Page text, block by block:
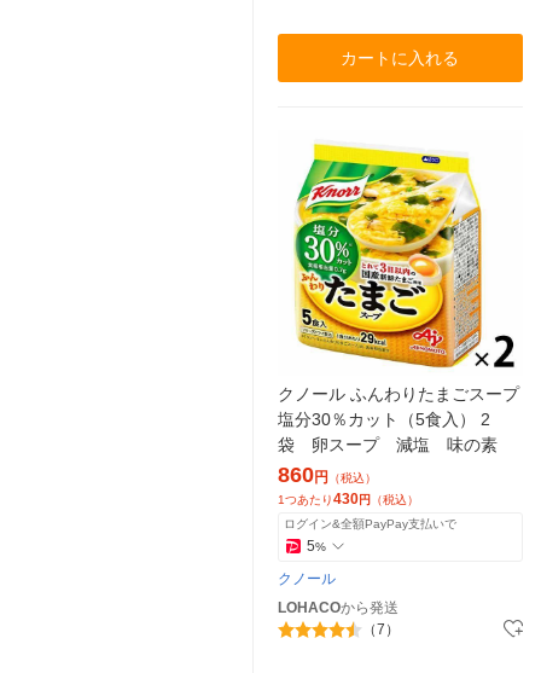
カートに入れる
クノール ふんわりたまごスープ
塩分30％カット（5食入） 2
袋 卵スープ 減塩 味の素
860円
（税込）
1つあたり430円 （税込）
ログイン&全額PayPay支払いで
5%
クノール
LOHACOから発送
（7）